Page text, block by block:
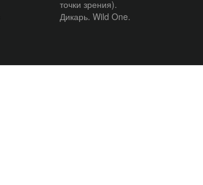
точки зрения).
Дикарь. Wild One.